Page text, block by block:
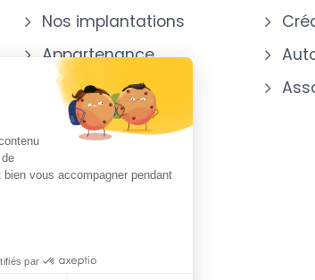
Nos implantations
Appartenance
vous accompagner pendant
par